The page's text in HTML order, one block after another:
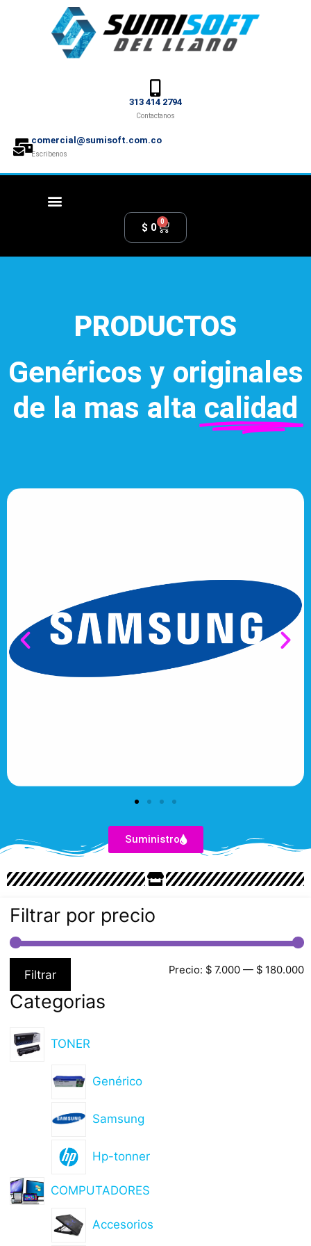
313 414 2794
Contactanos
comercial@sumisoft.com.co
Escribenos
$ 0 0
PRODUCTOS
Genéricos y originales
de la mas alta calidad
Suministro
Filtrar por precio
Filtrar Precio: $ 7.000 — $ 180.000
Categorias
TONER
Genérico
Samsung
Hp-tonner
COMPUTADORES
Accesorios